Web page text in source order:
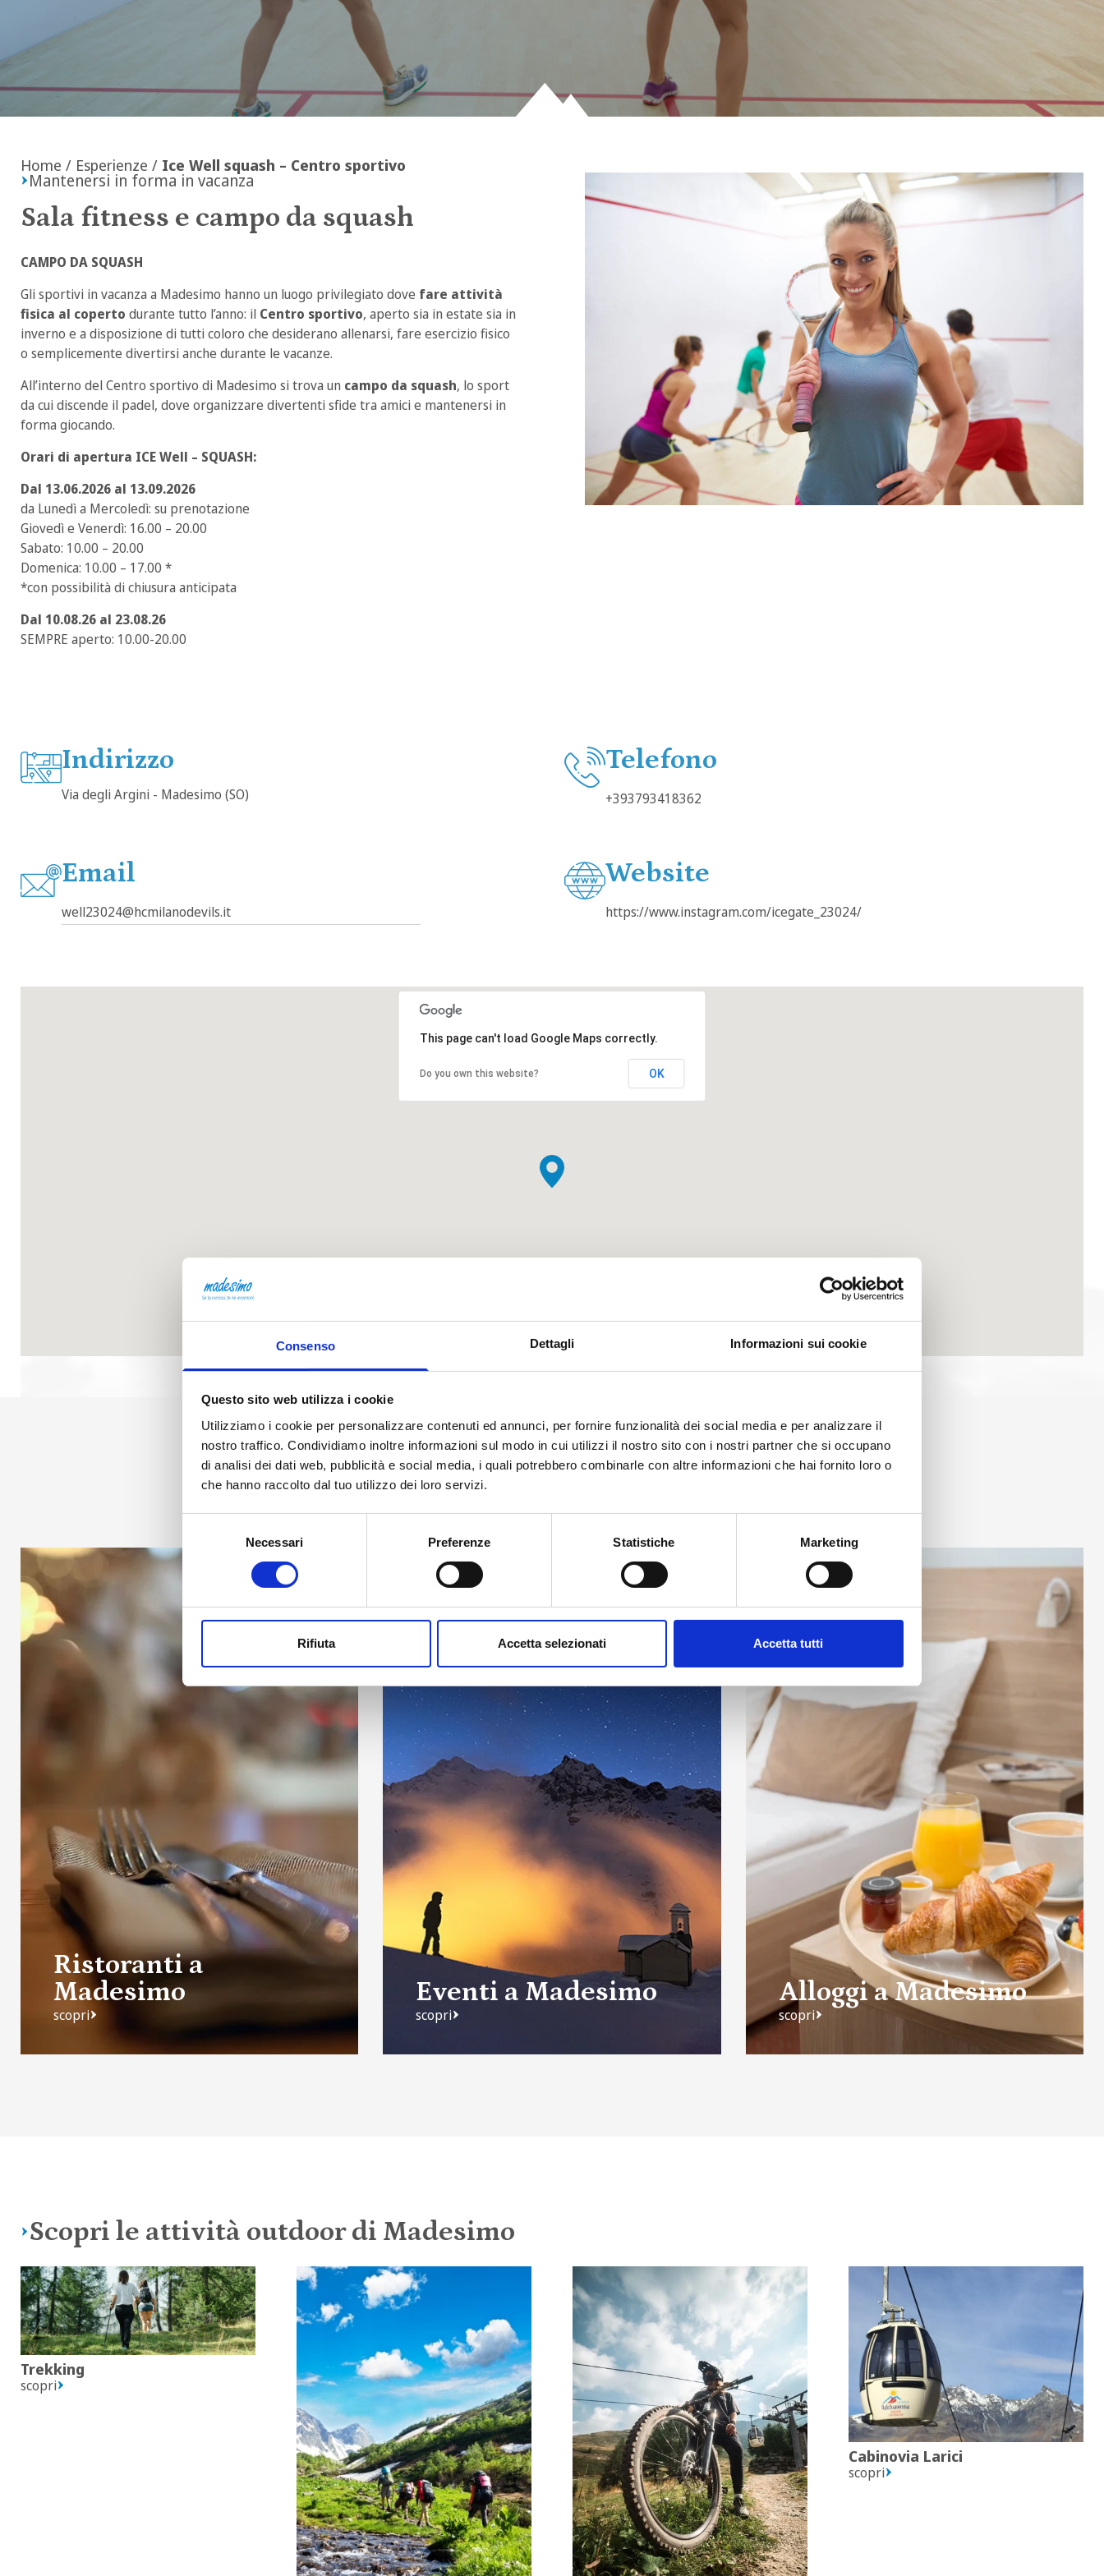
Consenso Dettagli Informazioni sui cookie
Questo sito web utilizza i cookie
Utilizziamo i cookie per personalizzare contenuti ed annunci, per fornire funzionalità dei social media e per analizzare il
nostro traffico. Condividiamo inoltre informazioni sul modo in cui utilizzi il nostro sito con i nostri partner che si occupano
di analisi dei dati web, pubblicità e social media, i quali potrebbero combinarle con altre informazioni che hai fornito loro o
che hanno raccolto dal tuo utilizzo dei loro servizi.
Necessari Preferenze Statistiche Marketing
Rifiuta Accetta selezionati Accetta tutti
Home / Esperienze / Ice Well squash – Centro sportivo
Mantenersi in forma in vacanza
Sala fitness e campo da squash
CAMPO DA SQUASH
Gli sportivi in vacanza a Madesimo hanno un luogo privilegiato dove fare attività
fisica al coperto durante tutto l’anno: il Centro sportivo, aperto sia in estate sia in
inverno e a disposizione di tutti coloro che desiderano allenarsi, fare esercizio fisico
o semplicemente divertirsi anche durante le vacanze.
All’interno del Centro sportivo di Madesimo si trova un campo da squash, lo sport
da cui discende il padel, dove organizzare divertenti sfide tra amici e mantenersi in
forma giocando.
Orari di apertura ICE Well – SQUASH:
Dal 13.06.2026 al 13.09.2026
da Lunedì a Mercoledì: su prenotazione
Giovedì e Venerdì: 16.00 – 20.00
Sabato: 10.00 – 20.00
Domenica: 10.00 – 17.00 *
*con possibilità di chiusura anticipata
Dal 10.08.26 al 23.08.26
SEMPRE aperto: 10.00-20.00
Indirizzo
Via degli Argini - Madesimo (SO)
Telefono
+393793418362
Email
well23024@hcmilanodevils.it
Website
https://www.instagram.com/icegate_23024/
This page can't load Google Maps correctly.
Do you own this website? OK
Dopo lo sport comincia il relax
Ristoranti a
Madesimo
scopri
Eventi a Madesimo
scopri
Alloggi a Madesimo
scopri
Scopri le attività outdoor di Madesimo
Trekking
scopri
Cabinovia Larici
scopri